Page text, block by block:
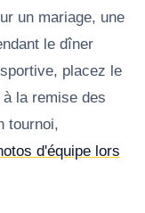
un mariage, une
le dîner
placez le
la remise des
tournoi,
d'équipe lors